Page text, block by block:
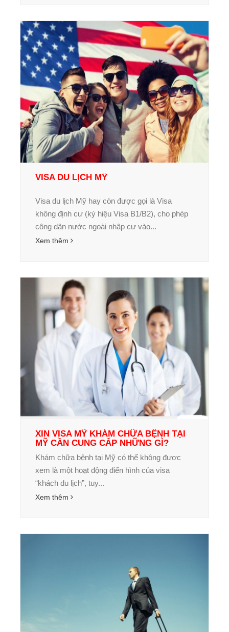
VISA DU LỊCH MỸ
Visa du lịch Mỹ hay còn được gọi là Visa
không định cư (ký hiệu Visa B1/B2), cho phép
công dân nước ngoài nhập cư vào...
Xem thêm
XIN VISA MỸ KHÁM CHỮA BỆNH TẠI
MỸ CẦN CUNG CẤP NHỮNG GÌ?
Khám chữa bệnh tại Mỹ có thể không đươc
xem là một hoạt động điển hình của visa
“khách du lịch”, tuy...
Xem thêm